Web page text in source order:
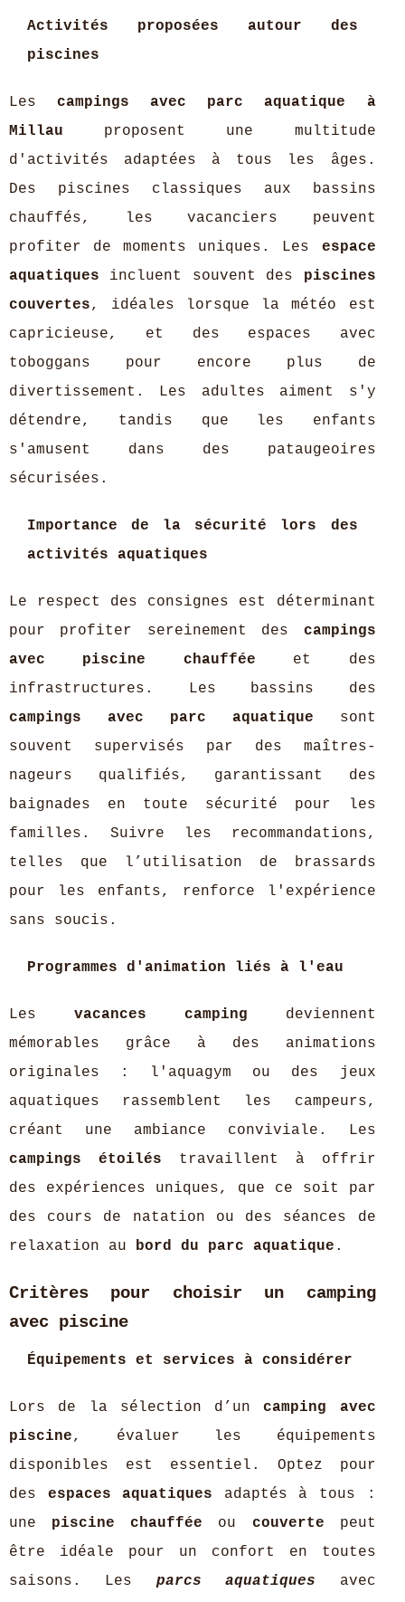
Activités proposées autour des
piscines
Lescampings avec parc aquatique à
Millau proposent une multitude
d'activités adaptées à tous les âges.
Des piscines classiques aux bassins
chauffés, les vacanciers peuvent
profiter de moments uniques. Les espace
aquatiques incluent souvent des piscines
couvertes, idéales lorsque la météo est
capricieuse, et des espaces avec
toboggans pour encore plus de
divertissement. Les adultes aiment s'y
détendre, tandis que les enfants
s'amusent dans des pataugeoires
sécurisées.
Importance de la sécurité lors des
activités aquatiques
Le respect des consignes est déterminant
pour profiter sereinement des campings
avec piscine chauffée et des
infrastructures. Les bassins des
campings avec parc aquatique sont
souvent supervisés par des maîtres-
nageurs qualifiés, garantissant des
baignades en toute sécurité pour les
familles. Suivre les recommandations,
telles que l’utilisation de brassards
pour les enfants, renforce l'expérience
sans soucis.
Programmes d'animation liés à l'eau
Les vacances camping deviennent
mémorables grâce à des animations
originales : l'aquagym ou des jeux
aquatiques rassemblent les campeurs,
créant une ambiance conviviale. Les
campings étoilés travaillent à offrir
des expériences uniques, que ce soit par
des cours de natation ou des séances de
relaxation au bord du parc aquatique .
Critères pour choisir un camping
avec piscine
Équipements et services à considérer
Lors de la sélection d’uncamping avec
piscine, évaluer les équipements
disponibles est essentiel. Optez pour
des espaces aquatiques adaptés à tous :
une piscine chauffée ou couverte peut
être idéale pour un confort en toutes
saisons. Les parcs aquatiques avec